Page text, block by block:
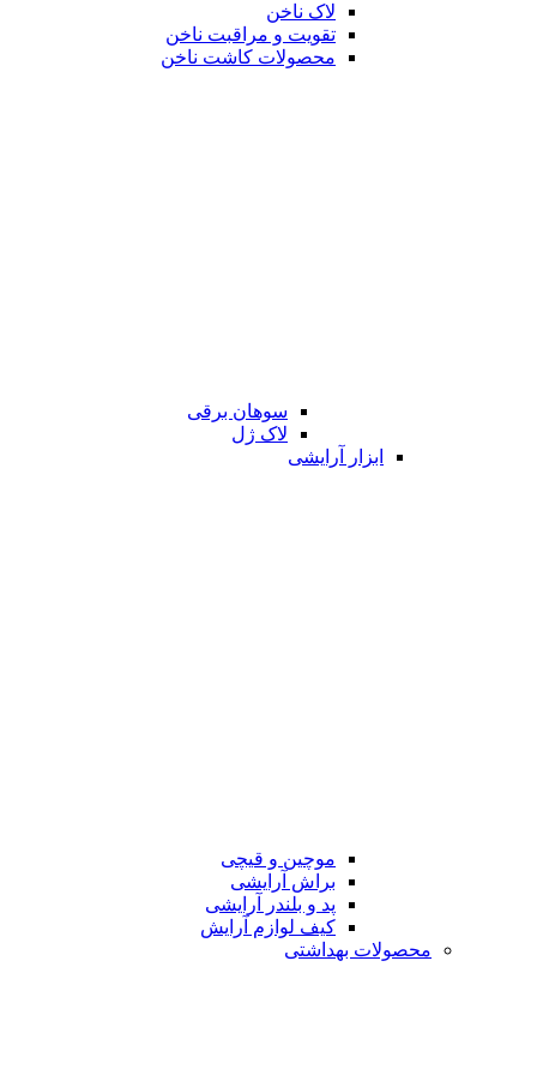
لاک ناخن
تقویت و مراقبت ناخن
محصولات کاشت ناخن
سوهان برقی
لاک ژل
ابزار آرایشی
موچین و قیچی
براش آرایشی
پد و بلندر آرایشی
کیف لوازم آرایش
محصولات بهداشتی